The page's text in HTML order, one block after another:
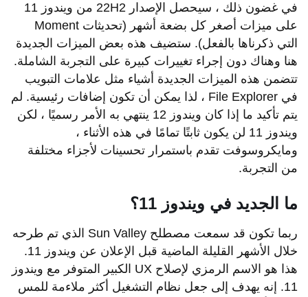
في غضون ذلك ، سيحصل الإصدار 22H2 من ويندوز 11
على ميزات أصغر كل بضعة أشهر (تحديثات Moment
التي ذكرناها بالفعل). ستضيف هذه بعض الميزات الجديدة
هنا وهناك دون إجراء تغييرات كبيرة على التجربة الشاملة.
تتضمن هذه الميزات الجديدة أشياء مثل علامات التبويب
في File Explorer ، لذا يمكن أن تكون إضافات رئيسية. لم
يتم تأكيد ما إذا كان ويندوز 12 ينتهي به الأمر رسميًا ، لكن
ويندوز 11 لن يكون ثابتًا تمامًا في هذه الأثناء ،
ومايكروسوفت تقدم باستمرار تحسينات لأجزاء مختلفة
من التجربة.
ما الجديد في ويندوز 11؟
ربما تكون قد سمعت مصطلح Sun Valley الذي تم طرحه
خلال الأشهر القليلة الماضية قبل الإعلان عن ويندوز 11.
هذا هو الاسم الرمزي لإصلاح UX الكبير المتوفر مع ويندوز
11. إنه يهدف إلى جعل نظام التشغيل أكثر ملاءمة للمس